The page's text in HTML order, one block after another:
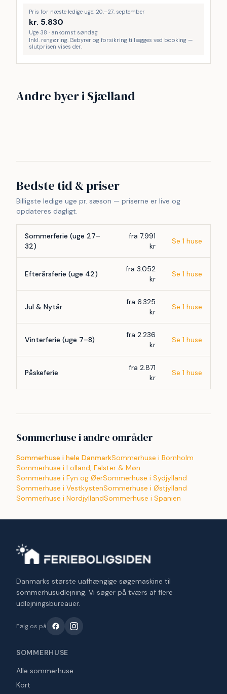
Pris for næste ledige uge: 20.–27. september
kr. 5.830
Uge 38 · ankomst søndag
Inkl. rengøring. Gebyrer og forsikring tillægges ved booking —
slutprisen vises der.
Andre byer i Sjælland
22 16
Frederiksværk Karrebæksminde
Tisvilde hegn
Nykøbing Sjælland
Bedste tid & priser
Billigste ledige uge pr. sæson — priserne er live og
opdateres dagligt.
Sommerferie (uge 27–
32)
fra 7.991
kr
Se 1 huse
Efterårsferie (uge 42)
fra 3.052
kr
Se 1 huse
Jul & Nytår
fra 6.325
kr
Se 1 huse
Vinterferie (uge 7–8)
fra 2.236
kr
Se 1 huse
Påskeferie
fra 2.871
kr
Se 1 huse
Sommerhuse i andre områder
Sommerhuse i hele DanmarkSommerhuse i Bornholm
Sommerhuse i Lolland, Falster & Møn
Sommerhuse i Fyn og ØerSommerhuse i Sydjylland
Sommerhuse i VestkystenSommerhuse i Østjylland
Sommerhuse i NordjyllandSommerhuse i Spanien
Danmarks største uafhængige søgemaskine til
sommerhusudlejning. Vi søger på tværs af flere
udlejningsbureauer.
Følg os på
SOMMERHUSE
Alle sommerhuse
Kort